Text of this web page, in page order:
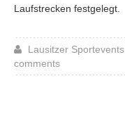
Laufstrecken festgelegt.
Lausitzer Sportevents
comments